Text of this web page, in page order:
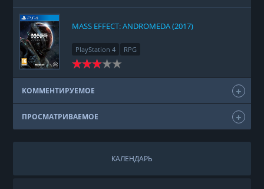
MASS EFFECT: ANDROMEDA (2017)
PlayStation 4 RPG
КОММЕНТИРУЕМОЕ
ПРОСМАТРИВАЕМОЕ
КАЛЕНДАРЬ